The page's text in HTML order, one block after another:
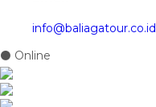
info@baliagatour.co.id
⚫ Online